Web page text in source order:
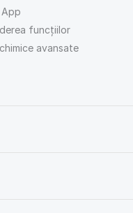
funcțiilor
avansate